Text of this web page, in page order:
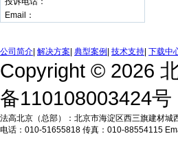
Email：
公司简介 解决方案 典型案例 技术支持 下载中
Copyright © 2026
备110108003424号
法高北京（总部）：北京市海淀区西三旗建材
电话：010-51655818 传真：010-88554115